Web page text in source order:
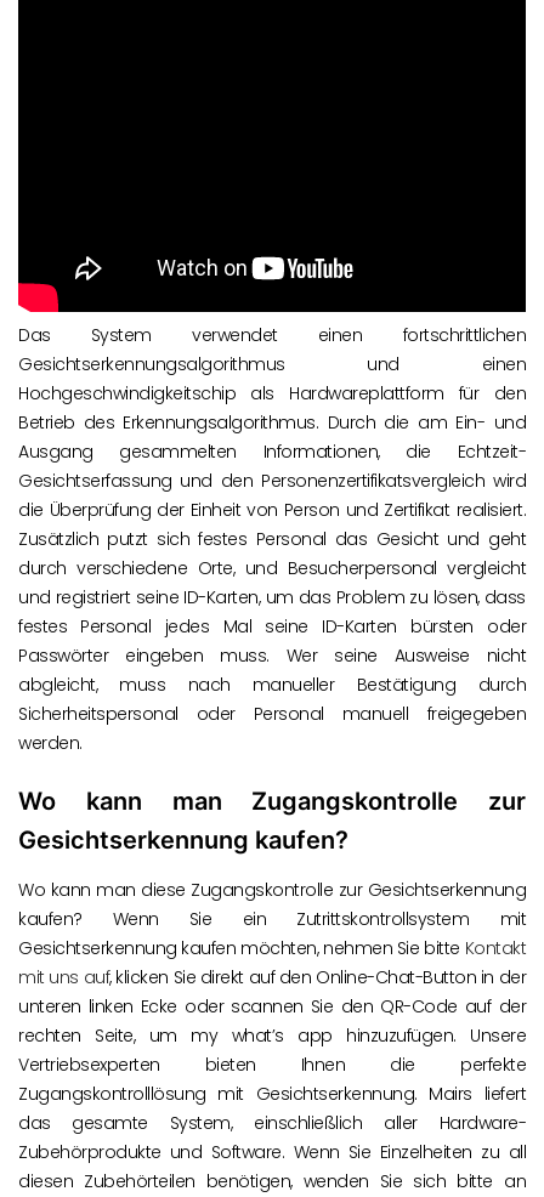
Das System verwendet einen fortschrittlichen
Gesichtserkennungsalgorithmus und einen
Hochgeschwindigkeitschip als Hardwareplattform für den
Betrieb des Erkennungsalgorithmus. Durch die am Ein- und
Ausgang gesammelten Informationen, die Echtzeit-
Gesichtserfassung und den Personenzertifikatsvergleich wird
die Überprüfung der Einheit von Person und Zertifikat realisiert.
Zusätzlich putzt sich festes Personal das Gesicht und geht
durch verschiedene Orte, und Besucherpersonal vergleicht
und registriert seine ID-Karten, um das Problem zu lösen, dass
festes Personal jedes Mal seine ID-Karten bürsten oder
Passwörter eingeben muss. Wer seine Ausweise nicht
abgleicht, muss nach manueller Bestätigung durch
Sicherheitspersonal oder Personal manuell freigegeben
werden.
Wo kann man Zugangskontrolle zur
Gesichtserkennung kaufen?
Wo kann man diese Zugangskontrolle zur Gesichtserkennung
kaufen? Wenn Sie ein Zutrittskontrollsystem mit
Gesichtserkennung kaufen möchten, nehmen Sie bitte Kontakt
mit uns auf, klicken Sie direkt auf den Online-Chat-Button in der
unteren linken Ecke oder scannen Sie den QR-Code auf der
rechten Seite, um my what’s app hinzuzufügen. Unsere
Vertriebsexperten bieten Ihnen die perfekte
Zugangskontrolllösung mit Gesichtserkennung. Mairs liefert
das gesamte System, einschließlich aller Hardware-
Zubehörprodukte und Software. Wenn Sie Einzelheiten zu all
diesen Zubehörteilen benötigen, wenden Sie sich bitte an